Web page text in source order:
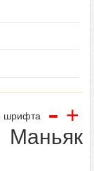
шрифта - +